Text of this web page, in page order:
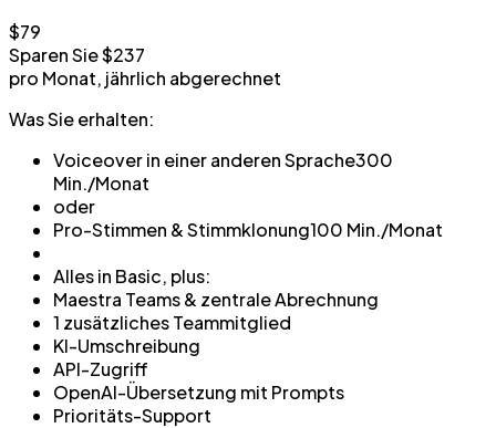
$79
Sparen Sie $237
pro Monat, jährlich abgerechnet
Was Sie erhalten:
Voiceover in einer anderen Sprache300
Min./Monat
oder
Pro-Stimmen & Stimmklonung100 Min./Monat
Alles in Basic, plus:
Maestra Teams & zentrale Abrechnung
1 zusätzliches Teammitglied
KI-Umschreibung
API-Zugriff
OpenAI-Übersetzung mit Prompts
Prioritäts-Support